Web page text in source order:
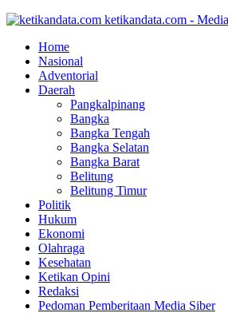
ketikandata.com -
Home
Nasional
Adventorial
Daerah
Pangkalpinang
Bangka
Bangka Tengah
Bangka Selatan
Bangka Barat
Belitung
Belitung Timur
Politik
Hukum
Ekonomi
Olahraga
Kesehatan
Ketikan Opini
Redaksi
Pedoman Pemberitaan Media Siber